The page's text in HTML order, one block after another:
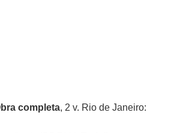
completa, 2 v. Rio de Janeiro: